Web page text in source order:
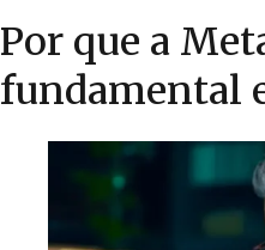
Por que a
fundamental